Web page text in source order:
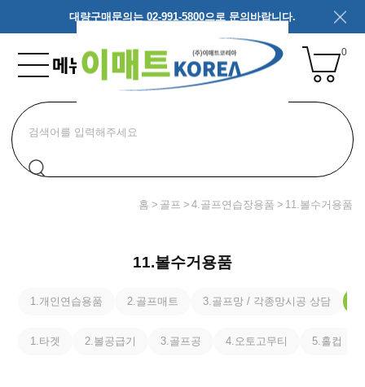
대량구매문의는 02-991-5800으로 문의바랍니다.
0
홈 골프 4.골프연습장용품 11.볼수거용품
11.볼수거용품
1.개인연습용품 2.골프매트 3.골프망 / 각종망시공 상담
1.타겟 2.볼공급기 3.골프공 4.오토고무티 5.홀컵